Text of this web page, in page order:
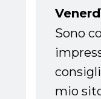
Sono
mio